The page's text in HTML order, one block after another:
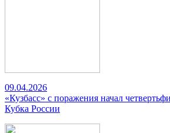
09.04.2026
«Кузбасс» с поражения начал
Кубка России